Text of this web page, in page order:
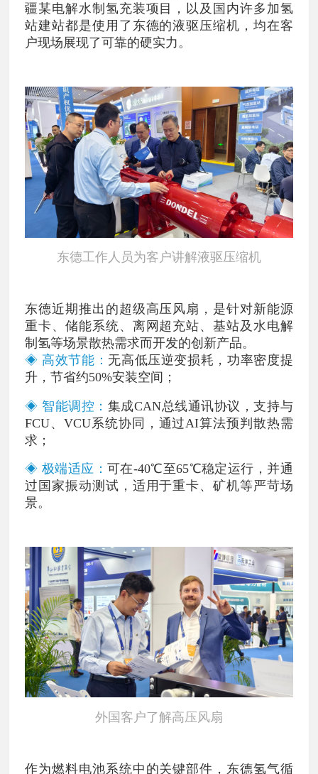
疆某电解水制氢充装项目，以及国内许多加氢
站建站都是使用了东德的液驱压缩机，均在客
户现场展现了可靠的硬实力。
东德工作人员为客户讲解液驱压缩机
东德近期推出的超级高压风扇，是针对新能源
重卡、储能系统、离网超充站、基站及水电解
制氢等场景散热需求而开发的创新产品。
◈ 高效节能： 无高低压逆变损耗，功率密度提
升，节省约50%安装空间；
◈ 智能调控： 集成CAN总线通讯协议，支持与
FCU、VCU系统协同，通过AI算法预判散热需
求；
◈ 极端适应： 可在-40℃至65℃稳定运行，并通
过国家振动测试，适用于重卡、矿机等严苛场
景。
外国客户了解高压风扇
作为燃料电池系统中的关键部件，东德氢气循